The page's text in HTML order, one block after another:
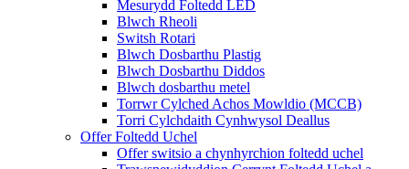
Mesurydd Foltedd LED
Blwch Rheoli
Switsh Rotari
Blwch Dosbarthu Plastig
Blwch Dosbarthu Diddos
Blwch dosbarthu metel
Torrwr Cylched Achos Mowldio (MCCB)
Torri Cylchdaith Cynhwysol Deallus
Offer Foltedd Uchel
Offer switsio a chynhyrchion foltedd uchel